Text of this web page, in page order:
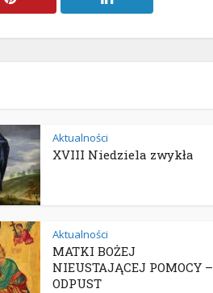
Aktualności
XVIII Niedziela zwykła
Aktualności
MATKI BOŻEJ
NIEUSTAJĄCEJ POMOCY –
ODPUST